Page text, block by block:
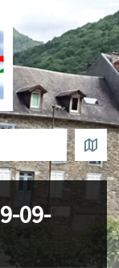
09-